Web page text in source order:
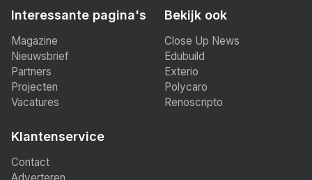
Interessante pagina's
Magazine
Nieuwsbrief
Partners
Projecten
Vacatures
Bekijk ook
Close Up News
Edubuild
Exterio
Polycaro
Renoscripto
Klantenservice
Contact
Adverteren